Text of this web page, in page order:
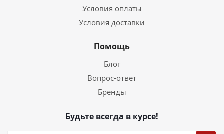
Условия оплаты
Условия доставки
Помощь
Блог
Вопрос-ответ
Бренды
Будьте всегда в курсе!